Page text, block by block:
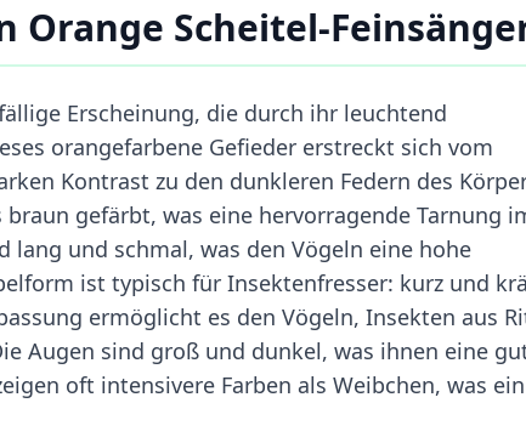
Scheitel-
Erscheinung, die durch ihr leuchtend
orangefarbene Gefieder erstreckt sich vom
Kontrast zu den dunkleren Federn des
gefärbt, was eine hervorragende Tarnung
und schmal, was den Vögeln eine hohe
ist typisch für Insektenfresser: kurz und
ermöglicht es den Vögeln, Insekten aus
Augen sind groß und dunkel, was ihnen eine
oft intensivere Farben als Weibchen, was ein